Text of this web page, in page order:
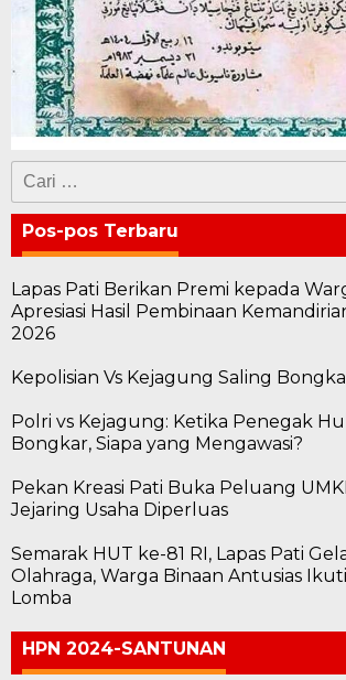
Cari
untuk:
Pos-pos Terbaru
Lapas Pati Berikan Premi kepada
Apresiasi Hasil Pembinaan
2026
Kepolisian Vs Kejagung Saling
Polri vs Kejagung: Ketika Penegak
Bongkar, Siapa yang Mengawasi?
Pekan Kreasi Pati Buka Peluang
Jejaring Usaha Diperluas
Semarak HUT ke-81 RI, Lapas Pati
Olahraga, Warga Binaan Antusias
Lomba
HPN 2024-SANTUNAN